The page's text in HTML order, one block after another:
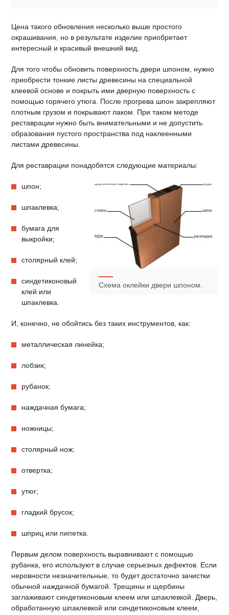
Цена такого обновления несколько выше простого
окрашивания, но в результате изделие приобретает
интересный и красивый внешний вид.
Для того чтобы обновить поверхность двери шпоном, нужно
приобрести тонкие листы древесины на специальной
клеевой основе и покрыть ими дверную поверхность с
помощью горячего утюга. После прогрева шпон закрепляют
плотным грузом и покрывают лаком. При таком методе
реставрации нужно быть внимательными и не допустить
образования пустого пространства под наклеенными
листами древесины.
Для реставрации понадобятся следующие материалы:
Схема оклейки двери шпоном.
шпон;
шпаклевка;
бумага для
выкройки;
столярный клей;
синдетиконовый
клей или
шпаклевка.
И, конечно, не обойтись без таких инструментов, как:
металлическая линейка;
лобзик;
рубанок;
наждачная бумага;
ножницы;
столярный нож;
отвертка;
утюг;
гладкий брусок;
шприц или пипетка.
Первым делом поверхность выравнивают с помощью
рубанка, его используют в случае серьезных дефектов. Если
неровности незначительные, то будет достаточно зачистки
обычной наждачной бумагой. Трещины и щербины
заглаживают синдетиконовым клеем или шпаклевкой. Дверь,
обработанную шпаклевкой или синдетиконовым клеем,